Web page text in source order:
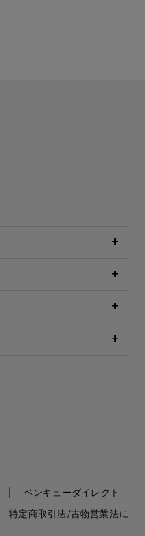
ベンキューダイレクト
特定商取引法/古物営業法に